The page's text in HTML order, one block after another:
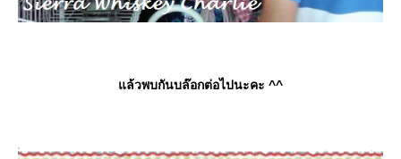
ล้วพบกันบล๊อกต่อไปนะคะ ^^